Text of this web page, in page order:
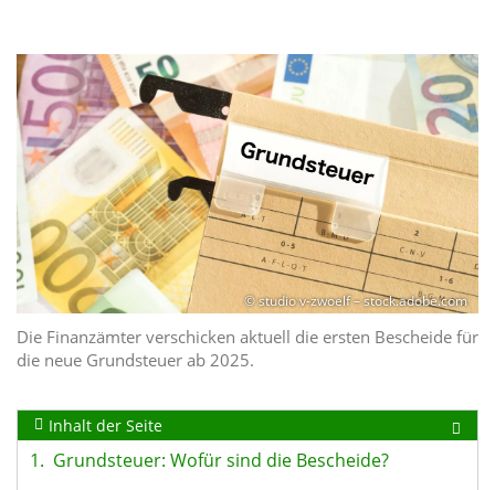
© studio v-zwoelf – stock.adobe.com
Die Finanzämter verschicken aktuell die ersten Bescheide für
die neue Grundsteuer ab 2025.
Inhalt der Seite
1. Grundsteuer: Wofür sind die Bescheide?